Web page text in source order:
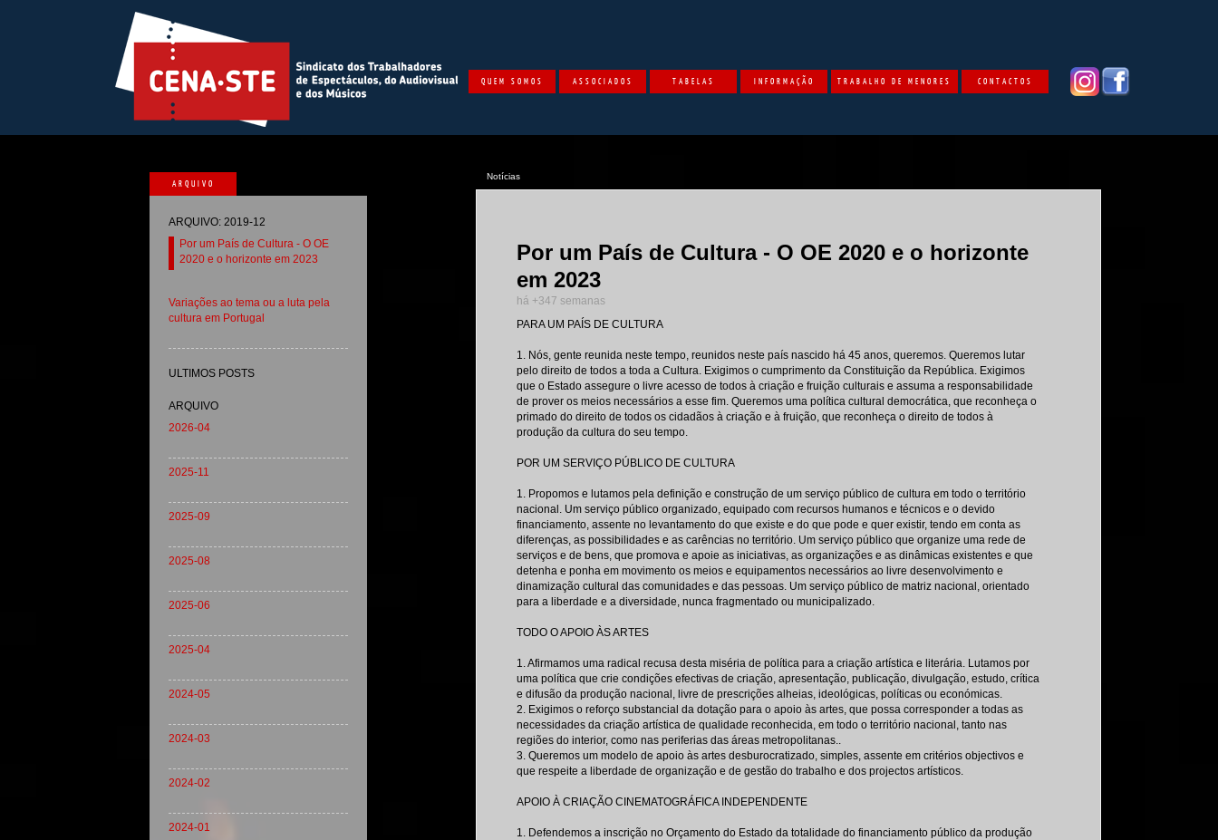
QUEM SOMOS ASSOCIADOS TABELAS INFORMAÇÃO TRABALHO DE MENORES CONTACTOS
ARQUIVO
ARQUIVO: 2019-12
Por um País de Cultura - O OE
2020 e o horizonte em 2023
Variações ao tema ou a luta pela
cultura em Portugal
ULTIMOS POSTS
ARQUIVO
2026-04
2025-11
2025-09
2025-08
2025-06
2025-04
2024-05
2024-03
2024-02
2024-01
Notícias
Por um País de Cultura - O OE 2020 e o horizonte
em 2023
há +347 semanas
PARA UM PAÍS DE CULTURA
1. Nós, gente reunida neste tempo, reunidos neste país nascido há 45 anos, queremos. Queremos lutar
pelo direito de todos a toda a Cultura. Exigimos o cumprimento da Constituição da República. Exigimos
que o Estado assegure o livre acesso de todos à criação e fruição culturais e assuma a responsabilidade
de prover os meios necessários a esse fim. Queremos uma política cultural democrática, que reconheça o
primado do direito de todos os cidadãos à criação e à fruição, que reconheça o direito de todos à
produção da cultura do seu tempo.
POR UM SERVIÇO PÚBLICO DE CULTURA
1. Propomos e lutamos pela definição e construção de um serviço público de cultura em todo o território
nacional. Um serviço público organizado, equipado com recursos humanos e técnicos e o devido
financiamento, assente no levantamento do que existe e do que pode e quer existir, tendo em conta as
diferenças, as possibilidades e as carências no território. Um serviço público que organize uma rede de
serviços e de bens, que promova e apoie as iniciativas, as organizações e as dinâmicas existentes e que
detenha e ponha em movimento os meios e equipamentos necessários ao livre desenvolvimento e
dinamização cultural das comunidades e das pessoas. Um serviço público de matriz nacional, orientado
para a liberdade e a diversidade, nunca fragmentado ou municipalizado.
TODO O APOIO ÀS ARTES
1. Afirmamos uma radical recusa desta miséria de política para a criação artística e literária. Lutamos por
uma política que crie condições efectivas de criação, apresentação, publicação, divulgação, estudo, crítica
e difusão da produção nacional, livre de prescrições alheias, ideológicas, políticas ou económicas.
2. Exigimos o reforço substancial da dotação para o apoio às artes, que possa corresponder a todas as
necessidades da criação artística de qualidade reconhecida, em todo o território nacional, tanto nas
regiões do interior, como nas periferias das áreas metropolitanas..
3. Queremos um modelo de apoio às artes desburocratizado, simples, assente em critérios objectivos e
que respeite a liberdade de organização e de gestão do trabalho e dos projectos artísticos.
APOIO À CRIAÇÃO CINEMATOGRÁFICA INDEPENDENTE
1. Defendemos a inscrição no Orçamento do Estado da totalidade do financiamento público da produção